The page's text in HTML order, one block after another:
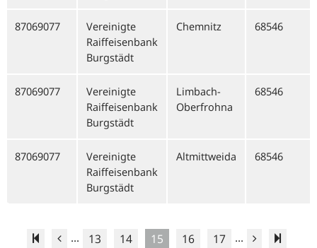
87069077
Vereinigte
Raiffeisenbank
Burgstädt
Chemnitz 68546
87069077
Vereinigte
Raiffeisenbank
Burgstädt
Limbach-
Oberfrohna
68546
87069077
Vereinigte
Raiffeisenbank
Burgstädt
Altmittweida 68546
... 13 14 15 16 17 ...